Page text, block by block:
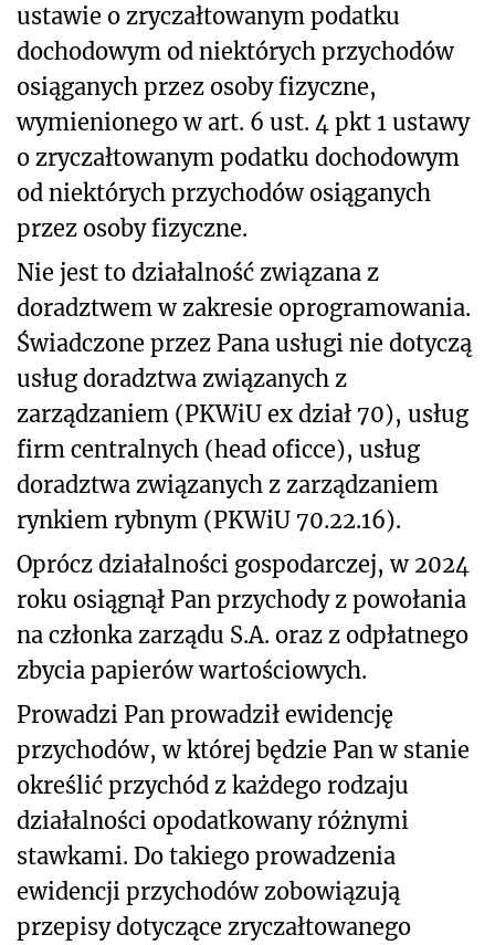
ustawie o zryczałtowanym podatku
dochodowym od niektórych przychodów
osiąganych przez osoby fizyczne,
wymienionego w art. 6 ust. 4 pkt 1 ustawy
o zryczałtowanym podatku dochodowym
od niektórych przychodów osiąganych
przez osoby fizyczne.
Nie jest to działalność związana z
doradztwem w zakresie oprogramowania.
Świadczone przez Pana usługi nie dotyczą
usług doradztwa związanych z
zarządzaniem (PKWiU ex dział 70), usług
firm centralnych (head oficce), usług
doradztwa związanych z zarządzaniem
rynkiem rybnym (PKWiU 70.22.16).
Oprócz działalności gospodarczej, w 2024
roku osiągnął Pan przychody z powołania
na członka zarządu S.A. oraz z odpłatnego
zbycia papierów wartościowych.
Prowadzi Pan prowadził ewidencję
przychodów, w której będzie Pan w stanie
określić przychód z każdego rodzaju
działalności opodatkowany różnymi
stawkami. Do takiego prowadzenia
ewidencji przychodów zobowiązują
przepisy dotyczące zryczałtowanego